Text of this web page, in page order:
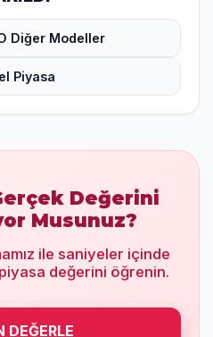
Diğer Modeller
Piyasa
Değerini
Musunuz?
ile saniyeler içinde
piyasa değerini öğrenin.
DEĞERLE